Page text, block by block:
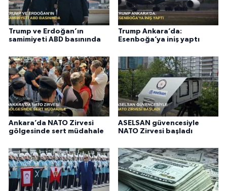
Trump ve Erdoğan’ın
samimiyeti ABD basınında
Trump Ankara’da:
Esenboğa’ya iniş yaptı
Ankara’da NATO Zirvesi
gölgesinde sert müdahale
ASELSAN güvencesiyle
NATO Zirvesi başladı